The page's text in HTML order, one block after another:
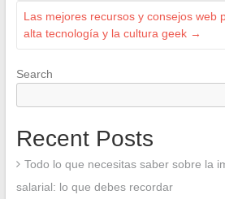
Las mejores recursos y consejos web
alta tecnología y la cultura geek →
Search
Recent Posts
Todo lo que necesitas saber sobre la
salarial: lo que debes recordar